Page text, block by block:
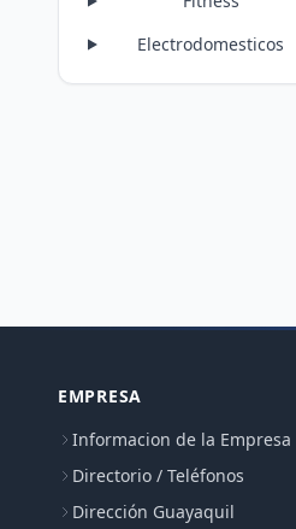
Electrodomesticos
EMPRESA
Informacion de la Empresa
Directorio / Teléfonos
Dirección Guayaquil